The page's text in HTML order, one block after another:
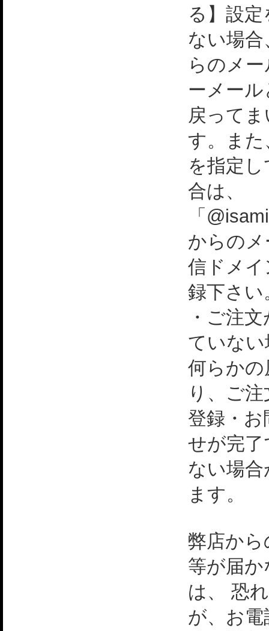
る】設
ない場
らのメ
ーメー
戻って
す。また
を指定
合は、
「
からの
信ドメ
録下さい
・ご注
ていない
何らか
り、ご
登録・
せが完
ない場
ます。
弊店か
等が届
は、 恐
が、お